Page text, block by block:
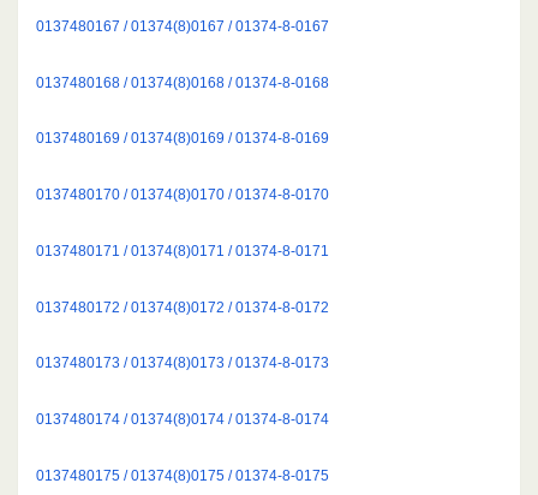
0137480167 / 01374(8)0167 / 01374-8-0167
0137480168 / 01374(8)0168 / 01374-8-0168
0137480169 / 01374(8)0169 / 01374-8-0169
0137480170 / 01374(8)0170 / 01374-8-0170
0137480171 / 01374(8)0171 / 01374-8-0171
0137480172 / 01374(8)0172 / 01374-8-0172
0137480173 / 01374(8)0173 / 01374-8-0173
0137480174 / 01374(8)0174 / 01374-8-0174
0137480175 / 01374(8)0175 / 01374-8-0175